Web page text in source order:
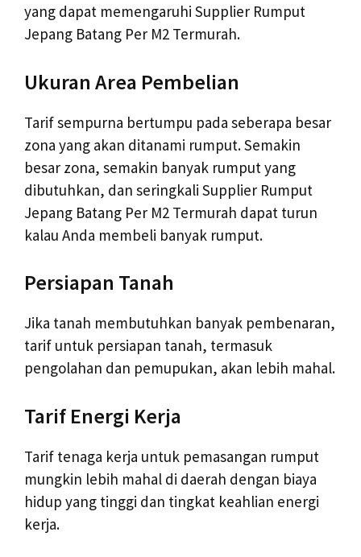
yang dapat memengaruhi Supplier Rumput
Jepang Batang Per M2 Termurah.
Ukuran Area Pembelian
Tarif sempurna bertumpu pada seberapa besar
zona yang akan ditanami rumput. Semakin
besar zona, semakin banyak rumput yang
dibutuhkan, dan seringkali Supplier Rumput
Jepang Batang Per M2 Termurah dapat turun
kalau Anda membeli banyak rumput.
Persiapan Tanah
Jika tanah membutuhkan banyak pembenaran,
tarif untuk persiapan tanah, termasuk
pengolahan dan pemupukan, akan lebih mahal.
Tarif Energi Kerja
Tarif tenaga kerja untuk pemasangan rumput
mungkin lebih mahal di daerah dengan biaya
hidup yang tinggi dan tingkat keahlian energi
kerja.